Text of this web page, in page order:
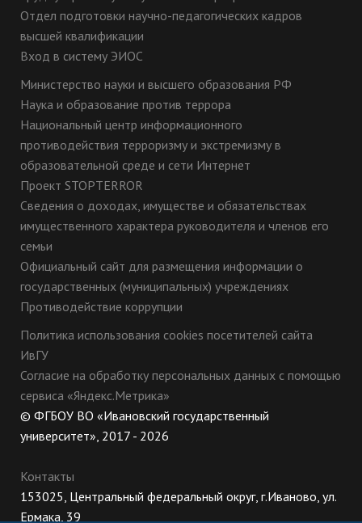
Отдел подготовки научно-педагогических кадров
высшей квалификации
Вход в систему ЭИОС
Министерство науки и высшего образования РФ
Наука и образование против террора
Национальный центр информационного
противодействия терроризму и экстремизму в
образовательной среде и сети Интернет
Проект STOPTERROR
Сведения о доходах, имуществе и обязательствах
имущественного характера руководителя и членов его
семьи
Официальный сайт для размещения информации о
государственных (муниципальных) учреждениях
Противодействие коррупции
Политика использования cookies посетителей сайта
ИвГУ
Согласие на обработку персональных данных с помощью
сервиса «Яндекс.Метрика»
© ФГБОУ ВО «Ивановский государственный
университет», 2017 - 2026
Контакты
153025, Центральный федеральный округ, г.Иваново, ул.
Ермака, 39